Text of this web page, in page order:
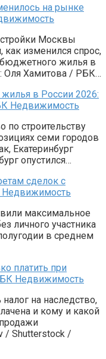
на рынке
Москвы
как изменился спрос,
жилья в
Оля Хамитова / РБК…
жилья в России 2026:
Недвижимость
по строительству
семи городов
Екатеринбург
опустился…
сделок с
Недвижимость
максимальное
личного участника
в среднем
платить при
Недвижимость
на наследство,
и кому и какой
/ Shutterstock /